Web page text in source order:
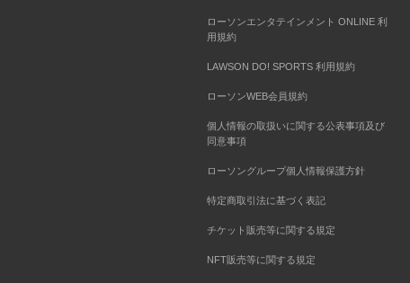
ローソンエンタテインメント ONLINE 利
用規約
LAWSON DO! SPORTS 利用規約
ローソンWEB会員規約
個人情報の取扱いに関する公表事項及び
同意事項
ローソングループ個人情報保護方針
特定商取引法に基づく表記
チケット販売等に関する規定
NFT販売等に関する規定